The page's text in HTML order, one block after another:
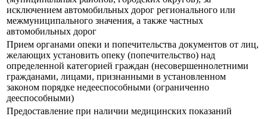
исключением автомобильных дорог регионального или
межмуниципального значения, а также частных
автомобильных дорог
Прием органами опеки и попечительства документов от лиц,
желающих установить опеку (попечительство) над
определенной категорией граждан (несовершеннолетними
гражданами, лицами, признанными в установленном
законом порядке недееспособными (ограниченно
дееспособными)
Предоставление при наличии медицинских показаний